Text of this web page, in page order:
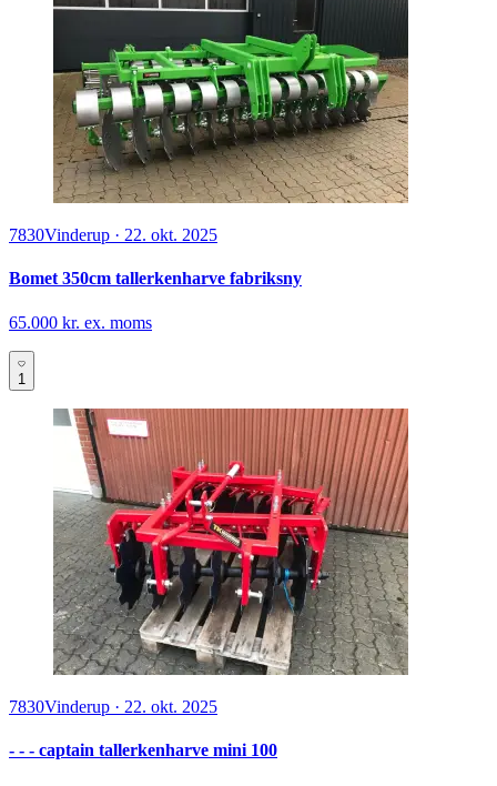
7830Vinderup · 22. okt. 2025
Bomet 350cm tallerkenharve fabriksny
65.000 kr. ex. moms
1
7830Vinderup · 22. okt. 2025
- - - captain tallerkenharve mini 100